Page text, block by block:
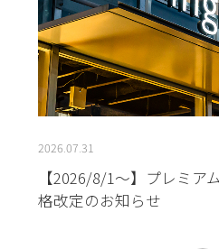
2026.07.31
【2026/8/1～】プレミア
格改定のお知らせ